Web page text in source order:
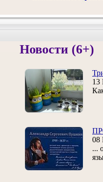
Новости (6+)
13
08
...